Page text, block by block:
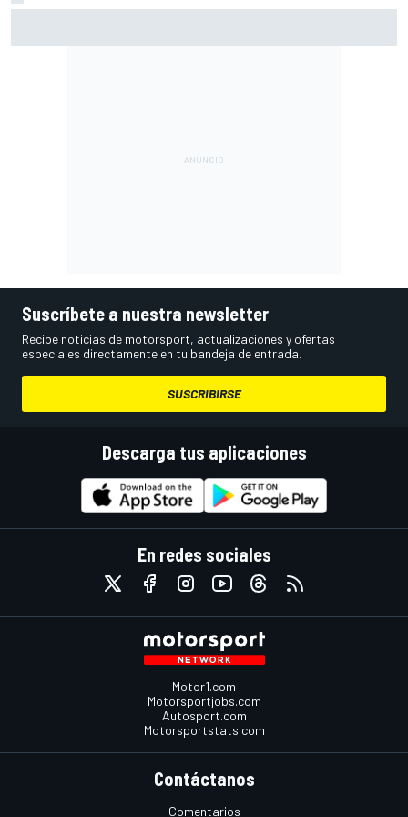
Suscríbete a nuestra newsletter
Recibe noticias de motorsport, actualizaciones y ofertas
especiales directamente en tu bandeja de entrada.
SUSCRIBIRSE
Descarga tus aplicaciones
En redes sociales
Motor1.com
Motorsportjobs.com
Autosport.com
Motorsportstats.com
Contáctanos
Comentarios